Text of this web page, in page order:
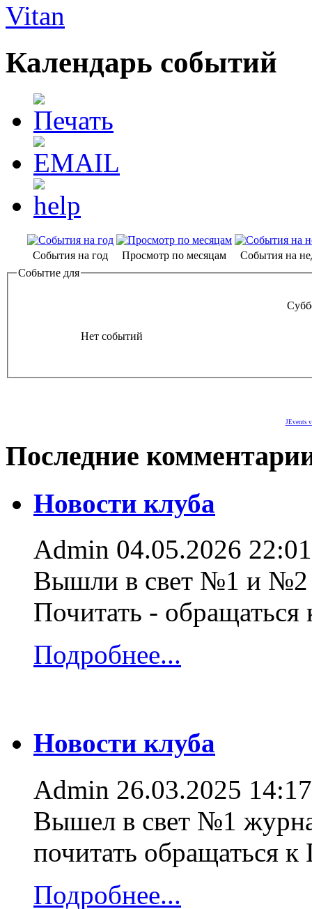
Календарь событий
События на год Просмотр по месяцам
События на
Событие для
Нет событий
JEvents
Последние
Новости клуба
Admin 04.05.2026 22:01
Вышли в свет №1 и №2
Почитать -
Подробнее...
Новости клуба
Admin 26.03.2025 14:17
Вышел в свет №1
почитать обращаться
Подробнее...